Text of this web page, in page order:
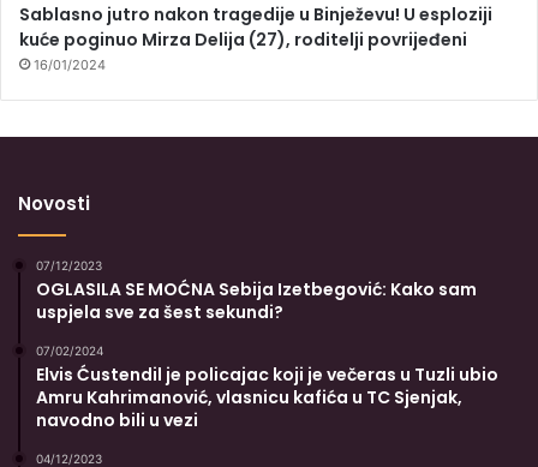
Sablasno jutro nakon tragedije u Binježevu! U esploziji
kuće poginuo Mirza Delija (27), roditelji povrijeđeni
16/01/2024
Novosti
07/12/2023
OGLASILA SE MOĆNA Sebija Izetbegović: Kako sam
uspjela sve za šest sekundi?
07/02/2024
Elvis Ćustendil je policajac koji je večeras u Tuzli ubio
Amru Kahrimanović, vlasnicu kafića u TC Sjenjak,
navodno bili u vezi
04/12/2023